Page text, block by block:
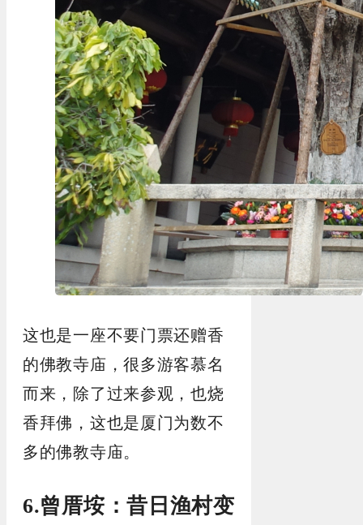
这也是一座不要门票还赠香
的佛教寺庙，很多游客慕名
而来，除了过来参观，也烧
香拜佛，这也是厦门为数不
多的佛教寺庙。
6.曾厝垵：昔日渔村变